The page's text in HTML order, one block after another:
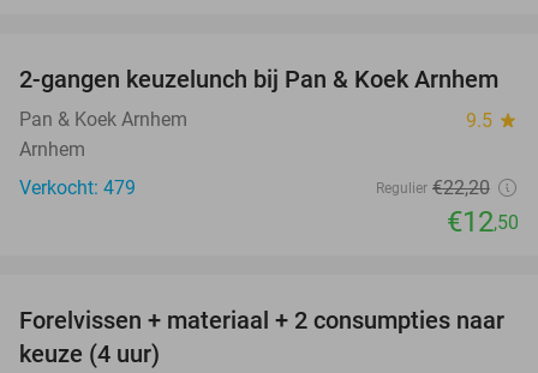
44%
2-gangen keuzelunch bij Pan & Koek Arnhem
Pan & Koek Arnhem 9.5 star
Arnhem
Verkocht: 479
Regulier €22,20
€12,50
50%
Forelvissen + materiaal + 2 consumpties naar
keuze (4 uur)